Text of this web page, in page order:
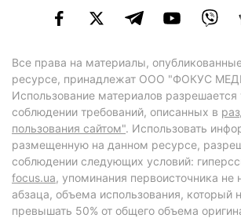
Все права на материалы,
ресурсе, принадлежат ООО "ФОКУС
Использование материалов разрешается
соблюдении требований, описанных в
пользования сайтом". Использовать
размещенную на данном ресурсе,
соблюдении следующих условий:
focus.ua, упоминания первоисточника не
абзаца, объема использования, который
превышать 50% от общего объема